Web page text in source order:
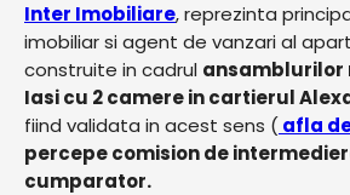
Inter Imobiliare, reprezinta
imobiliar si agent de vanzari al
construite in cadrul ansamblurilor
Iasi cu 2 camere in cartierul
fiind validata in acest sens (afla
percepe comision de
cumparator.